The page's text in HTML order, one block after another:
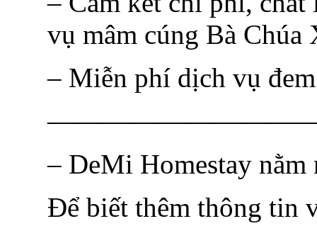
vụ mâm cúng Bà Chúa
– Miễn phí dịch vụ
– DeMi Homestay
Để biết thêm thông tin